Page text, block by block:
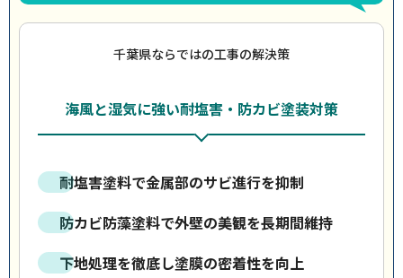
千葉県ならではの工事の解決策
海風と湿気に強い耐塩害・防カビ塗装対策
耐塩害塗料で金属部のサビ進行を抑制
防カビ防藻塗料で外壁の美観を長期間維持
下地処理を徹底し塗膜の密着性を向上